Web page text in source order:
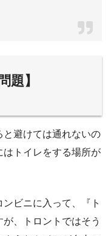
題】
避けては通れないの
はトイレをする場所が
ビニに入って、『ト
、トロントではそう